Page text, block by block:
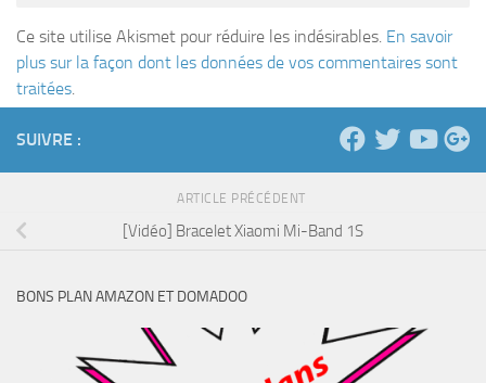
Ce site utilise Akismet pour réduire les indésirables. En savoir
plus sur la façon dont les données de vos commentaires sont
traitées.
SUIVRE :
ARTICLE PRÉCÉDENT
[Vidéo] Bracelet Xiaomi Mi-Band 1S
BONS PLAN AMAZON ET DOMADOO